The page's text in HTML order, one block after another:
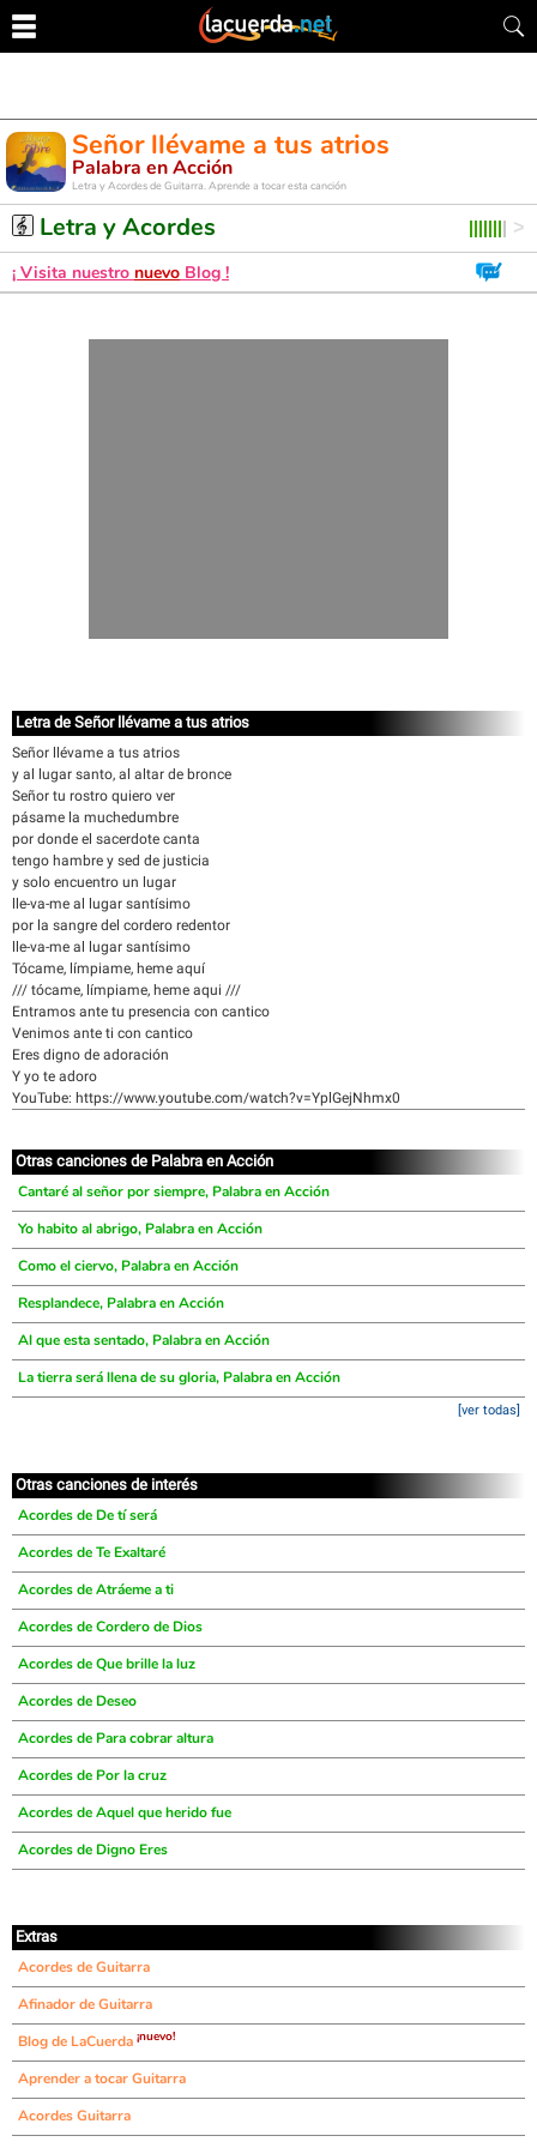
Señor llévame a tus atrios
Palabra en Acción
Letra y Acordes de Guitarra. Aprende a tocar esta canción
Letra y Acordes
¡ Visita nuestro nuevo Blog !
Letra de Señor llévame a tus atrios
Señor llévame a tus atrios
y al lugar santo, al altar de bronce
Señor tu rostro quiero ver
pásame la muchedumbre
por donde el sacerdote canta
tengo hambre y sed de justicia
y solo encuentro un lugar
lle-va-me al lugar santísimo
por la sangre del cordero redentor
lle-va-me al lugar santísimo
Tócame, límpiame, heme aquí
/// tócame, límpiame, heme aqui ///
Entramos ante tu presencia con cantico
Venimos ante ti con cantico
Eres digno de adoración
Y yo te adoro
YouTube: https://www.youtube.com/watch?v=YplGejNhmx0
Otras canciones de Palabra en Acción
Cantaré al señor por siempre, Palabra en Acción
Yo habito al abrigo, Palabra en Acción
Como el ciervo, Palabra en Acción
Resplandece, Palabra en Acción
Al que esta sentado, Palabra en Acción
La tierra será llena de su gloria, Palabra en Acción
[ver todas]
Otras canciones de interés
Acordes de De tí será
Acordes de Te Exaltaré
Acordes de Atráeme a ti
Acordes de Cordero de Dios
Acordes de Que brille la luz
Acordes de Deseo
Acordes de Para cobrar altura
Acordes de Por la cruz
Acordes de Aquel que herido fue
Acordes de Digno Eres
Extras
Acordes de Guitarra
Afinador de Guitarra
Blog de LaCuerda ¡nuevo!
Aprender a tocar Guitarra
Acordes Guitarra